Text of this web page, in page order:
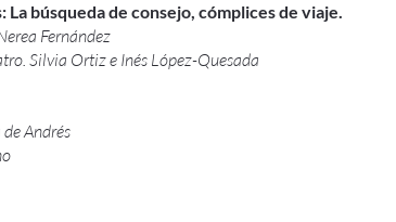
La búsqueda de consejo, cómplices de viaje.
Fernández
Silvia Ortiz e Inés López-Quesada
Andrés